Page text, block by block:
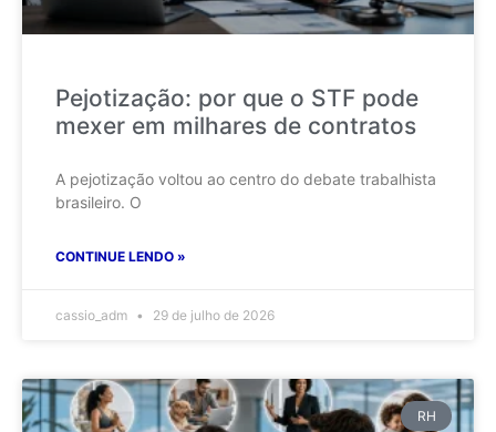
Pejotização: por que o STF pode
mexer em milhares de contratos
A pejotização voltou ao centro do debate trabalhista
brasileiro. O
CONTINUE LENDO »
cassio_adm 29 de julho de 2026
RH